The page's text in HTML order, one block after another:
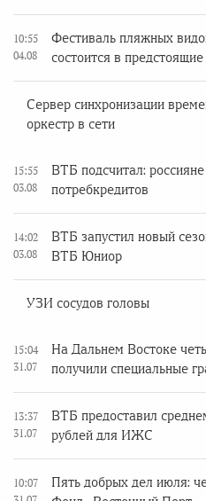
10:55
04.08
Фестиваль пляжных
состоится в
Сервер синхронизации
оркестр в сети
15:55
03.08
ВТБ подсчитал:
потребкредитов
14:02
03.08
ВТБ запустил новый
ВТБ Юниор
УЗИ сосудов головы
15:04
31.07
На Дальнем Востоке
получили специальные
13:37
31.07
ВТБ предоставил
рублей для ИЖС
10:07
Пять добрых дел июля: